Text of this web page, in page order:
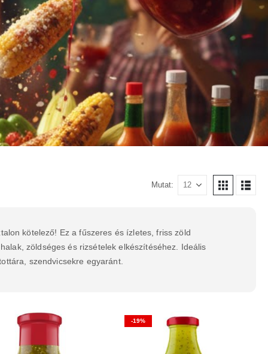
Mutat:
kötelező! Ez a fűszeres és ízletes, friss zöld
zöldséges és rizsételek elkészítéséhez. Ideális
szendvicsekre egyaránt.
-19%